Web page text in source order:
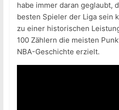
habe immer daran geglaubt,
besten Spieler der Liga sein
zu einer historischen
100 Zählern die meisten
NBA-Geschichte erzielt.